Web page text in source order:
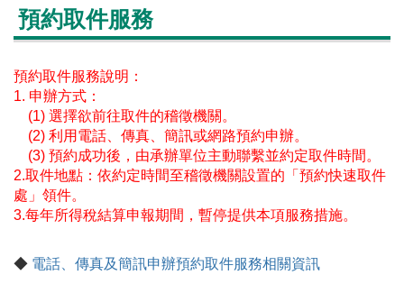
預約取件服務
預約取件服務說明：
1. 申辦方式：
(1) 選擇欲前往取件的稽徵機關。
(2) 利用電話、傳真、簡訊或網路預約申辦。
(3) 預約成功後，由承辦單位主動聯繫並約定取件時間。
2.取件地點：依約定時間至稽徵機關設置的「預約快速取件
處」領件。
3.每年所得稅結算申報期間，暫停提供本項服務措施。
◆ 電話、傳真及簡訊申辦預約取件服務相關資訊